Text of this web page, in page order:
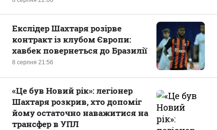
8 серпня 21:56
Екслідер Шахтаря розірве
контракт із клубом Європи:
хавбек повернеться до Бразилії
«Це був Новий рік»: легіонер
Шахтаря розкрив, хто допоміг
йому остаточно наважитися на
трансфер в УПЛ